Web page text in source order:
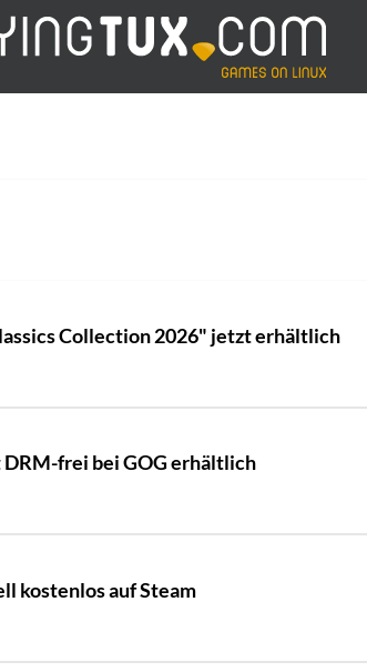
Collection 2026" jetzt erhältlich
DRM-frei bei GOG erhältlich
kostenlos auf Steam